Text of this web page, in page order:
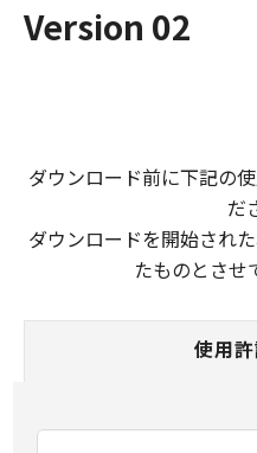
Version 02
ダウンロード前に下記の
だ
ダウンロードを開始され
たものとさせ
使用